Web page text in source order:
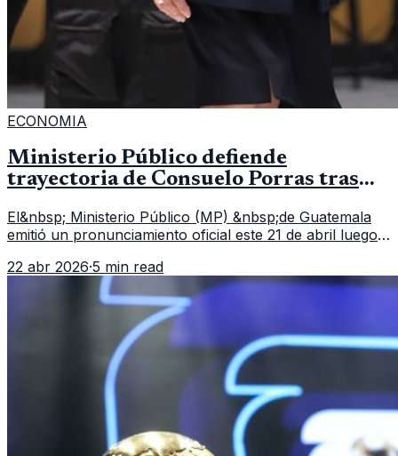
ECONOMIA
Ministerio Público defiende
trayectoria de Consuelo Porras tras
General
El&nbsp; Ministerio Público (MP) &nbsp;de Guatemala
emitió un pronunciamiento oficial este 21 de abril luego
no fuera inclu
22 abr 2026·5 min read